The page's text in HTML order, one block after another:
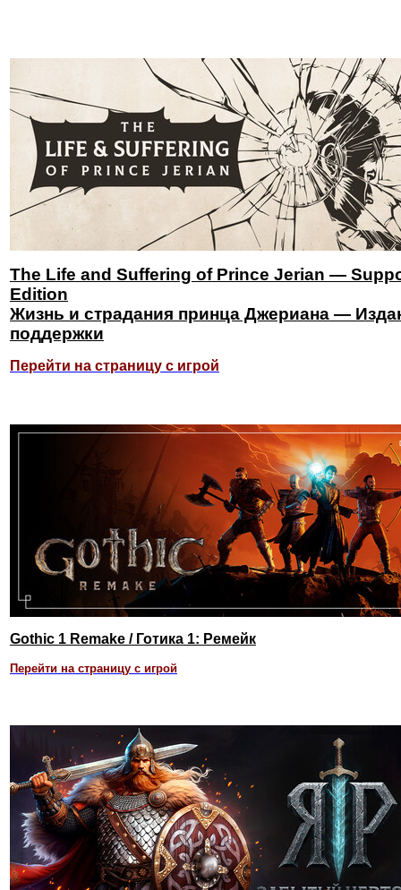
The Life and Suffering of Prince Jerian —
Edition
Жизнь и страдания принца Джериана —
поддержки
Перейти на страницу с игрой
Gothic 1 Remake / Готика 1: Ремейк
Перейти на страницу с игрой